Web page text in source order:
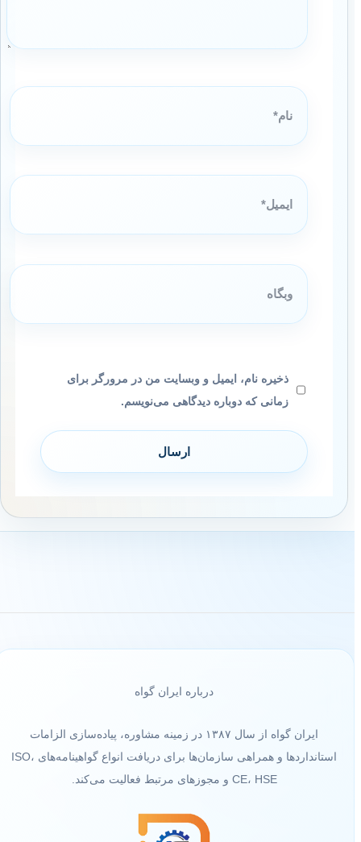
نام*
ایمیل*
وبگاه
ذخیره نام، ایمیل و وبسایت من در مرورگر برای
زمانی که دوباره دیدگاهی می‌نویسم.
درباره ایران گواه
ایران گواه از سال ۱۳۸۷ در زمینه مشاوره، پیاده‌سازی الزامات
استانداردها و همراهی سازمان‌ها برای دریافت انواع گواهینامه‌های ISO،
CE، HSE و مجوزهای مرتبط فعالیت می‌کند.